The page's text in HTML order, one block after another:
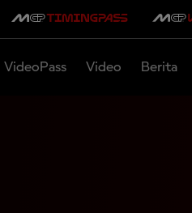
VideoPass Video Berita